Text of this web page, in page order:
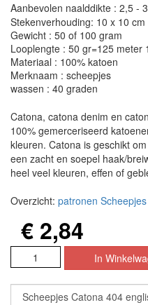
Aanbevolen naalddikte : 2,5 -
Stekenverhouding: 10 x 10
Gewicht : 50 of 100 gram
Looplengte : 50 gr=125 meter
Materiaal : 100% katoen
Merknaam : scheepjes
wassen : 40 graden
Catona, catona denim en
100% gemerceriseerd
kleuren. Catona is geschikt
een zacht en soepel haak/
heel veel kleuren, effen of
Overzicht: patronen
€ 2,84